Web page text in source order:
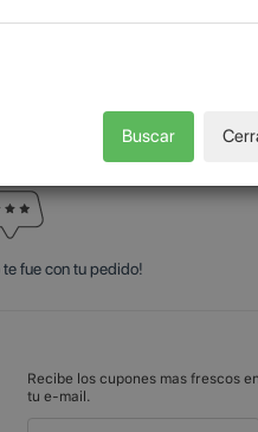
Buscar
te fue con tu pedido!
Recibe los cupones mas frescos en
tu e-mail.